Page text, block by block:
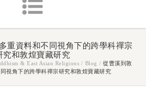
重資料和不同視角下的跨學科禪宗
究和敦煌寶藏研究
& East Asian Religions / Blog / 從曹溪到敦
視角下的跨學科禪宗研究和敦煌寶藏研究